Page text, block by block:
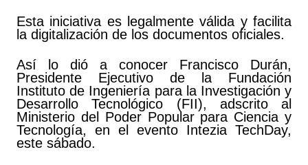
Esta iniciativa es legalmente válida y facilita
la digitalización de los documentos oficiales.
Así lo dió a conocer Francisco Durán,
Presidente Ejecutivo de la Fundación
Instituto de Ingeniería para la Investigación y
Desarrollo Tecnológico (FII), adscrito al
Ministerio del Poder Popular para Ciencia y
Tecnología, en el evento Intezia TechDay,
este sábado.